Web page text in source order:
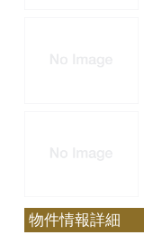
物件情報詳細